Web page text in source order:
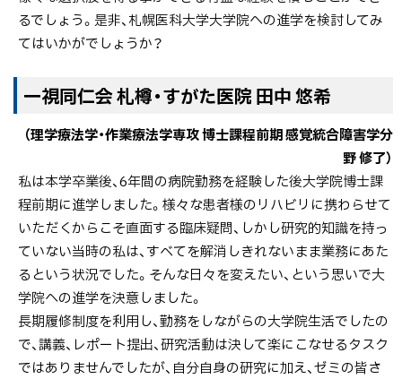
るでしょう。是非、札幌医科大学大学院への進学を検討してみ
てはいかがでしょうか？
一視同仁会 札樽・すがた医院 田中 悠希
（理学療法学・作業療法学専攻 博士課程前期 感覚統合障害学分
野 修了）
私は本学卒業後、6年間の病院勤務を経験した後大学院博士課
程前期に進学しました。様々な患者様のリハビリに携わらせて
いただくからこそ直面する臨床疑問、しかし研究的知識を持っ
ていない当時の私は、すべてを解消しきれないまま業務にあた
るという状況でした。そんな日々を変えたい、という思いで大
学院への進学を決意しました。
長期履修制度を利用し、勤務をしながらの大学院生活でしたの
で、講義、レポート提出、研究活動は決して楽にこなせるタスク
ではありませんでしたが、自分自身の研究に加え、ゼミの皆さ